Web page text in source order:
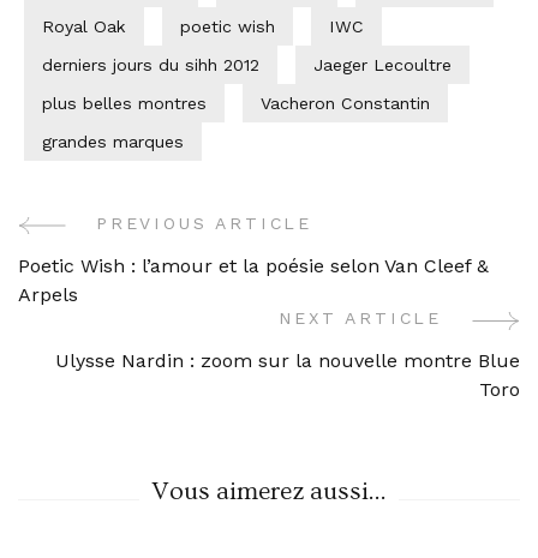
Royal Oak
poetic wish
IWC
derniers jours du sihh 2012
Jaeger Lecoultre
plus belles montres
Vacheron Constantin
grandes marques
Post
Navigation
PREVIOUS ARTICLE
Poetic Wish : l’amour et la poésie selon Van Cleef &
Arpels
NEXT ARTICLE
Ulysse Nardin : zoom sur la nouvelle montre Blue
Toro
Vous aimerez aussi...